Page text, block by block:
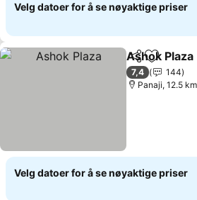
Velg datoer for å se nøyaktige priser
Del Legg til
Ashok Plaza
7,4
144
Panaji, 12.5
Velg datoer for å se nøyaktige priser